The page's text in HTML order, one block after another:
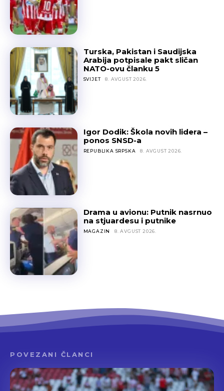
Turska, Pakistan i Saudijska
Arabija potpisale pakt sličan
NATO-ovu članku 5
SVIJET 8. AVGUST 2026.
Igor Dodik: Škola novih lidera –
ponos SNSD-a
REPUBLIKA SRPSKA 8. AVGUST 2026.
Drama u avionu: Putnik nasrnuo
na stjuardesu i putnike
MAGAZIN 8. AVGUST 2026.
POVEZANI ČLANCI